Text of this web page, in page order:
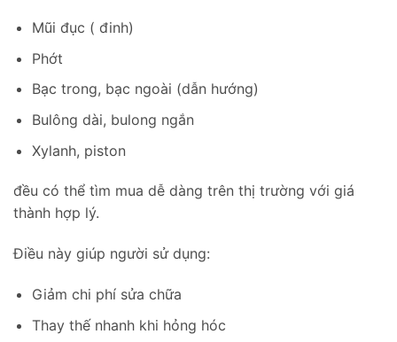
Mũi đục ( đinh)
Phớt
Bạc trong, bạc ngoài (dẫn hướng)
Bulông dài, bulong ngắn
Xylanh, piston
đều có thể tìm mua dễ dàng trên thị trường với giá
thành hợp lý.
Điều này giúp người sử dụng:
Giảm chi phí sửa chữa
Thay thế nhanh khi hỏng hóc